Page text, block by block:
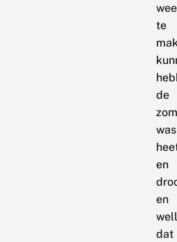
te
de
was
en
en
dat